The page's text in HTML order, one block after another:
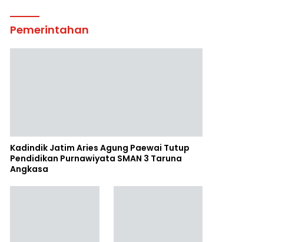
Pemerintahan
Kadindik Jatim Aries Agung Paewai Tutup
Pendidikan Purnawiyata SMAN 3 Taruna
Angkasa